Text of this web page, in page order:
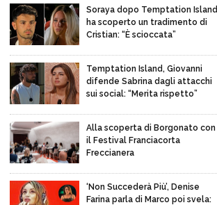
Soraya dopo Temptation Island
ha scoperto un tradimento di
Cristian: “È scioccata”
Temptation Island, Giovanni
difende Sabrina dagli attacchi
sui social: “Merita rispetto”
Alla scoperta di Borgonato con
il Festival Franciacorta
Freccianera
‘Non Succederà Più’, Denise
Farina parla di Marco poi svela: